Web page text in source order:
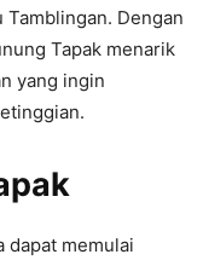
Tamblingan. Dengan
Tapak menarik
yang ingin
dapat memulai